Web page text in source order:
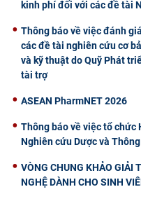
kinh phí đối với các đề tài
Thông báo về việc đánh
các đề tài nghiên cứu cơ
và kỹ thuật do Quỹ Phát
tài trợ
ASEAN PharmNET 2026
Thông báo về việc tổ chức
Nghiên cứu Dược và
VÒNG CHUNG KHẢO GIẢI
NGHỆ DÀNH CHO SINH